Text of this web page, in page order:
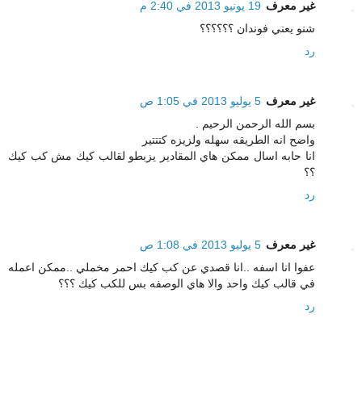
غير معرف 19 يونيو 2013 في 2:40 م
شنو يعني فوندان ؟؟؟؟؟؟
رد
غير معرف 5 يوليو 2013 في 1:05 ص
بسم الله الرحمن الرحيم .
واضح انه الطريقه سهله ولزيزه كتتتير
انا حابه اسال ممكن هاي المقادير يزبطو لقالب كيك مش كب كيك
؟؟
رد
غير معرف 5 يوليو 2013 في 1:08 ص
عفوا انا اسفه ..انا قصدي عن كب كيك احمر مخملي ..ممكن اعمله
في قالب كيك واحد والا هاي الوصفه بس للكب كيك ؟؟؟
رد